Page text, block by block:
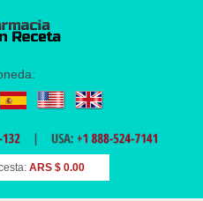
ARS $ 0.00